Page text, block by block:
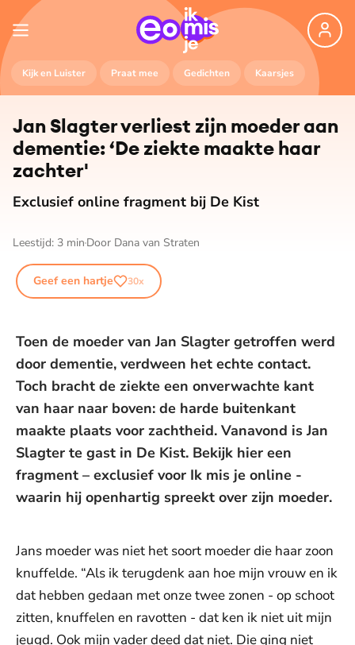
Kijk en Luister Praat mee Gedichten Kaarsjes
Jan Slagter verliest zijn moeder aan
dementie: ‘De ziekte maakte haar
zachter'
Exclusief online fragment bij De Kist
Leestijd: 3 min Door Dana van Straten
Geef een hartje 30x
Toen de moeder van Jan Slagter getroffen werd
door dementie, verdween het echte contact.
Toch bracht de ziekte een onverwachte kant
van haar naar boven: de harde buitenkant
maakte plaats voor zachtheid. Vanavond is Jan
Slagter te gast in De Kist. Bekijk hier een
fragment – exclusief voor Ik mis je online -
waarin hij openhartig spreekt over zijn moeder.
Jans moeder was niet het soort moeder die haar zoon
knuffelde. “Als ik terugdenk aan hoe mijn vrouw en ik
dat hebben gedaan met onze twee zonen - op schoot
zitten, knuffelen en ravotten - dat ken ik niet uit mijn
jeugd. Ook mijn vader deed dat niet. Die ging niet